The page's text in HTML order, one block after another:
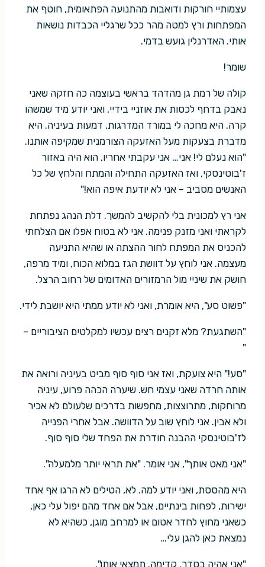
עצמותיי חורקות ודואבות מהתנועה הפתאומית, חוטף את
המפתחות ורץ למטה מהר ככל שרגליי הכבדות נושאות
אותי. האדרנלין גועש בדמי.
שומר!
קולה של רמת גן מהדהד בראשי בעוצמה כה חזקה שאני
נאבק בדחף לכסות את אוזניי בידיי, ואני יודע מיד שמשהו
קרה. היא מחכה לי במורד המדרגות, דמעות בעיניה. היא
מדברת בצעקות מעל האזעקה הצורמנית שמקיפה אותנו.
"הוא נעלם לי! אני… אני עקבתי אחריו, הוא היה באזור
ז'בוטינסקי, ואז האזעקה התחילה והמתח והלחץ של כל
האנשים מסביב – אני לא יודעת איפה הוא!"
אני רץ למכונית בלי להקשיב להמשך. דלת הנהג נפתחת
לקראתי ואני מזנק פנימה. אני לא בטוח אפלו אם הצלחתי
להכניס את המפתח לחור ההצתה או שהיא התניעה
מעצמה. אני לוחץ על דוושת הגז במלוא הכוח, ומיד מרפה,
חושק את שיניי מול הרמזורים האדומים של רחוב הרצל.
"פשוט סע", היא אומרת, ואני לא יודע ממתי היא יושבת לידי.
"השתגעת? מלא זקנים רצים עכשיו למקלטים הציבוריים –
"
"סע!" היא צועקת, ואז אני סוף סוף מביט בעיניה ורואה את
אותה חרדה שאני עצמי חש. שיערה הכהה פרוע, עיניה
מרוחקות, מתרוצצות, מחפשות בדרכים שלעולם לא אכיר
ולא אבין. אני לוחץ שוב על הדוושה. אבל אחרי הפנייה
לז'בוטינסקי ההבנה חודרת את הפחד שלי סוף סוף.
"אני מאט אותך", אני אומר. "את תראי יותר מלמעלה".
היא מהססת, ואני יודע למה. לא, הטילים לא הרגו אף אחד
ישירות, לפחות בינתיים, אבל אם אחד מהם יפול עלי כאן,
כשאני מחוץ לחדר אטום או למרחב מוגן, כשהיא לא
נמצאת כאן להגן עלי…
"אני אהיה בסדר. קדימה. תמצאי אותו".